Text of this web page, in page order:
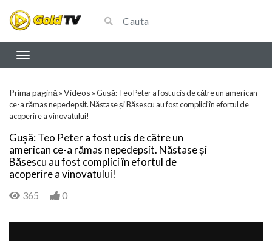
Prima pagină »Videos »Gușă: Teo Peter a fost ucis de către un american
ce-a rămas nepedepsit. Năstase și Băsescu au fost complici în efortul de
acoperire a vinovatului!
Gușă: Teo Peter a fost ucis de către un
american ce-a rămas nepedepsit. Năstase și
Băsescu au fost complici în efortul de
acoperire a vinovatului!
365 0